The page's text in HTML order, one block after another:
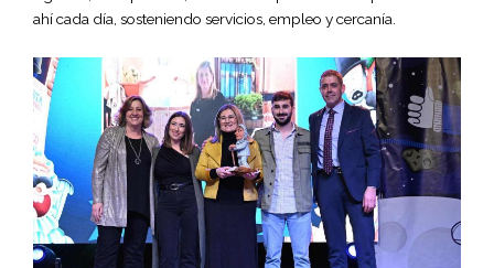
ahí cada día, sosteniendo servicios, empleo y cercanía.